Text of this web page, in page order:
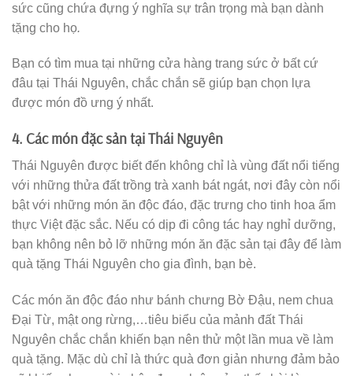
sức cũng chứa đựng ý nghĩa sự trân trọng mà bạn dành
tặng cho họ.
Bạn có tìm mua tại những cửa hàng trang sức ở bất cứ
đâu tại Thái Nguyên, chắc chắn sẽ giúp bạn chọn lựa
được món đồ ưng ý nhất.
4. Các món đặc sản tại Thái Nguyên
Thái Nguyên được biết đến không chỉ là vùng đất nổi tiếng
với những thửa đất trồng trà xanh bát ngát, nơi đây còn nổi
bật với những món ăn độc đáo, đặc trưng cho tinh hoa ẩm
thực Việt đặc sắc. Nếu có dịp đi công tác hay nghỉ dưỡng,
bạn không nên bỏ lỡ những món ăn đặc sản tại đây để làm
quà tặng Thái Nguyên cho gia đình, bạn bè.
Các món ăn độc đáo như bánh chưng Bờ Đậu, nem chua
Đại Từ, mật ong rừng,…tiêu biểu của mảnh đất Thái
Nguyên chắc chắn khiến bạn nên thử một lần mua về làm
quà tặng. Mặc dù chỉ là thức quà đơn giản nhưng đảm bảo